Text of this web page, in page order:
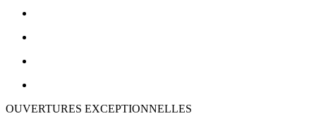
OUVERTURES EXCEPTIONNELLES